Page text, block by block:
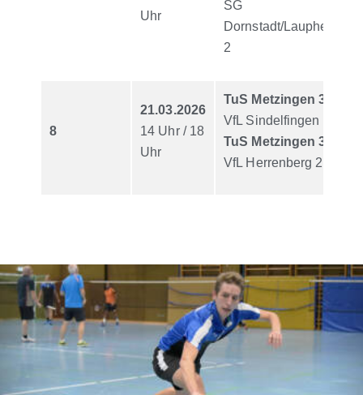
Uhr
SG
Dornstadt/Laupheim
2
8
21.03.2026
14 Uhr / 18
Uhr
TuS Metzingen 3
VfL Sindelfingen
TuS Metzingen 3
VfL Herrenberg 2